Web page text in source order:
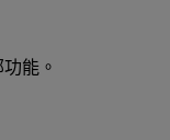
能。